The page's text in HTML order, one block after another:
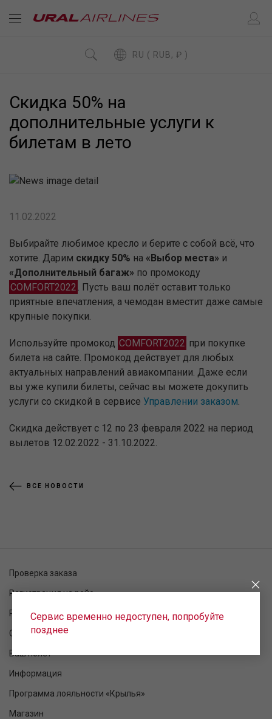
RU ( RUB, ₽ )
Скидка 50% на
дополнительные услуги к
билетам в лето
11.02.2022
Выбирайте любимое кресло и берите с собой всё, что
хотите. Дарим скидку 50% на «Выбор места» и
«Дополнительный багаж» по промокоду
COMFORT2022 . Пусть ваш полёт оставит только
приятные впечатления, а чемодан вместит даже самые
крупные покупки.
Используйте промокод COMFORT2022 при покупке
билета на сайте. Промокод действует для любых
актуальных направлений авиакомпании. Даже если
вы уже купили билеты, сейчас вы можете докупить
услуги со скидкой в сервисе Управлении заказом.
Скидка действует с 12 по 23 февраля 2022 на период
вылетов 12.02.2022 - 31.10.2022.⁠
ВСЕ НОВОСТИ
Сервис временно недоступен, попробуйте
позднее
Проверка заказа
Регистрация на рейс
Расписание рейсов
Статус рейса
Ваш полет
Информация
Программа лояльности «Крылья»
Магазин